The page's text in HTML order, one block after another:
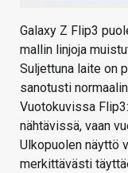
Galaxy Z Flip3
mallin linjoja
Suljettuna laite on
sanotusti
Vuotokuvissa
nähtävissä, vaan
Ulkopuolen näyttö
merkittävästi